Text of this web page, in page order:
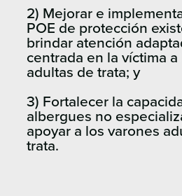
2) Mejorar e
POE de protección
brindar atención
centrada en la víctima a
adultas de trata; y
3) Fortalecer la
albergues no
apoyar a los varones
trata.